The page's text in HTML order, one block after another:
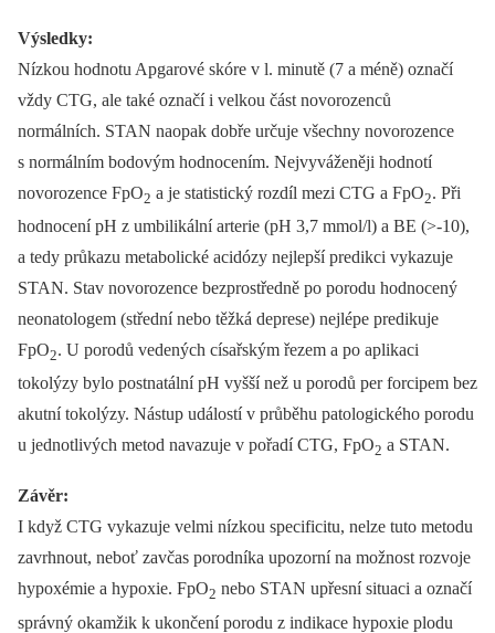
Výsledky:
Nízkou hodnotu Apgarové skóre v l. minutě (7 a méně) označí
vždy CTG, ale také označí i velkou část novorozenců
normálních. STAN naopak dobře určuje všechny novorozence
s normálním bodovým hodnocením. Nejvyváženěji hodnotí
novorozence FpO2 a je statistický rozdíl mezi CTG a FpO2. Při
hodnocení pH z umbilikální arterie (pH 3,7 mmol/l) a BE (>-10),
a tedy průkazu metabolické acidózy nejlepší predikci vykazuje
STAN. Stav novorozence bezprostředně po porodu hodnocený
neonatologem (střední nebo těžká deprese) nejlépe predikuje
FpO2. U porodů vedených císařským řezem a po aplikaci
tokolýzy bylo postnatální pH vyšší než u porodů per forcipem bez
akutní tokolýzy. Nástup událostí v průběhu patologického porodu
u jednotlivých metod navazuje v pořadí CTG, FpO2 a STAN.
Závěr:
I když CTG vykazuje velmi nízkou specificitu, nelze tuto metodu
zavrhnout, neboť zavčas porodníka upozorní na možnost rozvoje
hypoxémie a hypoxie. FpO2 nebo STAN upřesní situaci a označí
správný okamžik k ukončení porodu z indikace hypoxie plodu